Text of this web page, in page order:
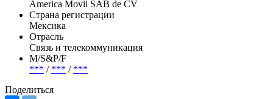
Полное название
America Movil SAB de CV
Страна регистрации
Мексика
Связь и телекоммуникация